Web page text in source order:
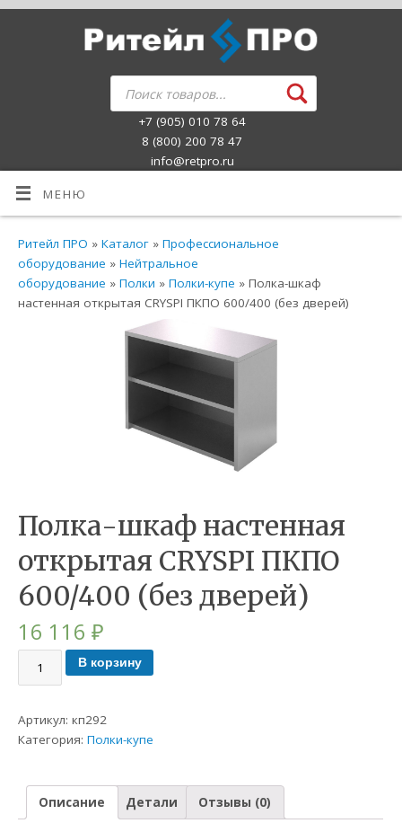
+7 (905) 010 78 64
8 (800) 200 78 47
info@retpro.ru
МЕНЮ
Ритейл ПРО »Каталог »Профессиональное
оборудование »Нейтральное
оборудование »Полки »Полки-купе » Полка-шкаф
настенная открытая CRYSPI ПКПО 600/400 (без дверей)
Полка-шкаф настенная
открытая CRYSPI ПКПО
600/400 (без дверей)
16 116₽
В корзину
Артикул:кп292
Категория:Полки-купе
Описание Детали Отзывы (0)